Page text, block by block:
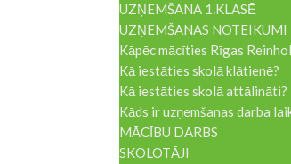
UZŅEMŠANA 1.KLASĒ
UZŅEMŠANAS NOTEIKUMI
Kāpēc mācīties Rīgas
Kā iestāties skolā klātienē?
Kā iestāties skolā attālināti?
Kāds ir uzņemšanas darba
MĀCĪBU DARBS
SKOLOTĀJI